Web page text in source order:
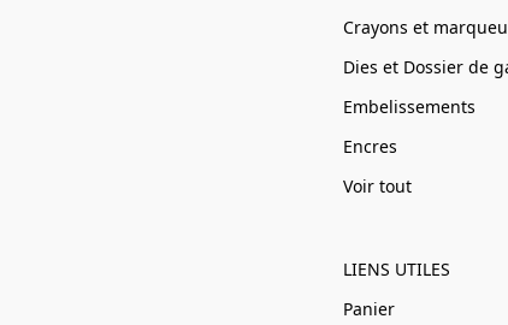
Crayons et
Dies et Dossier de
Embelissements
Encres
Voir tout
LIENS UTILES
Panier